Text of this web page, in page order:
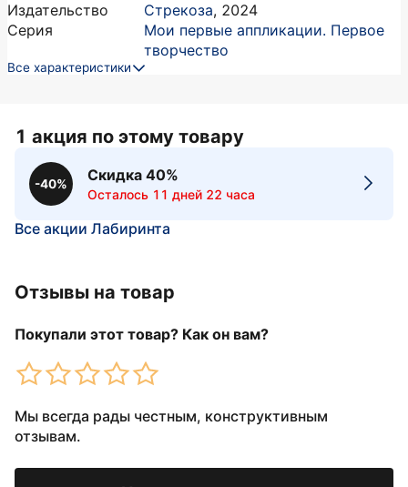
Издательство
Стрекоза, 2024
Серия
Мои первые аппликации. Первое
творчество
Все характеристики
1 акция по этому товару
-40%
Скидка 40%
Осталось 11 дней 22 часа
Все акции Лабиринта
Отзывы на товар
Покупали этот товар? Как он вам?
Мы всегда рады честным, конструктивным
отзывам.